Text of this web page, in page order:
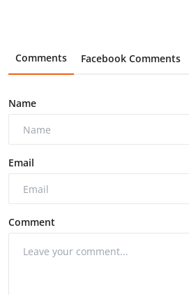
Comments Facebook Comments
Name
Email
Comment